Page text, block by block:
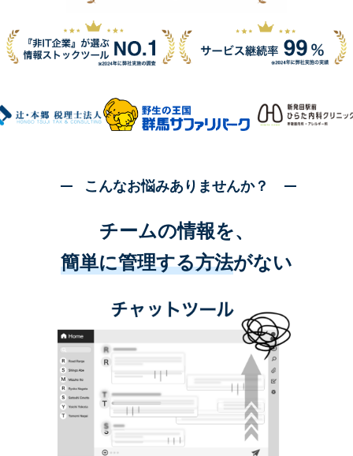
こんなお悩みありませんか？
チームの情報を、
簡単に管理する方法がない